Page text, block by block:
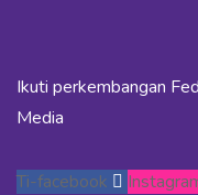
Ikuti perkembangan
Media
Ti-facebook